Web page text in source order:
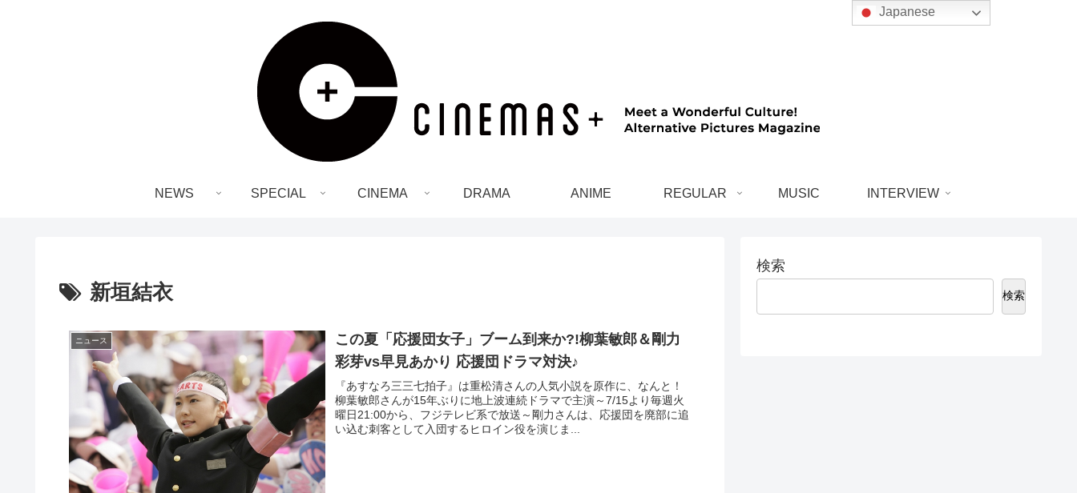
NEWS SPECIAL CINEMA DRAMA ANIME REGULAR MUSIC INTERVIEW
新垣結衣
ニュース
この夏「応援団女子」ブーム到来か?!柳葉敏郎＆剛力
彩芽vs早見あかり 応援団ドラマ対決♪
『あすなろ三三七拍子』は重松清さんの人気小説を原作に、なんと！
柳葉敏郎さんが15年ぶりに地上波連続ドラマで主演～7/15より毎週火
曜日21:00から、フジテレビ系で放送～剛力さんは、応援団を廃部に追
い込む刺客として入団するヒロイン役を演じま...
検索
検索
Japanese